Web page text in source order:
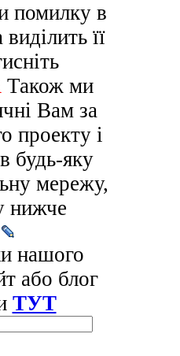
помилку в
її
Також ми
Вам за
проекту і
будь-яку
мережу,
нижче
нашого
або блог
ТУТ